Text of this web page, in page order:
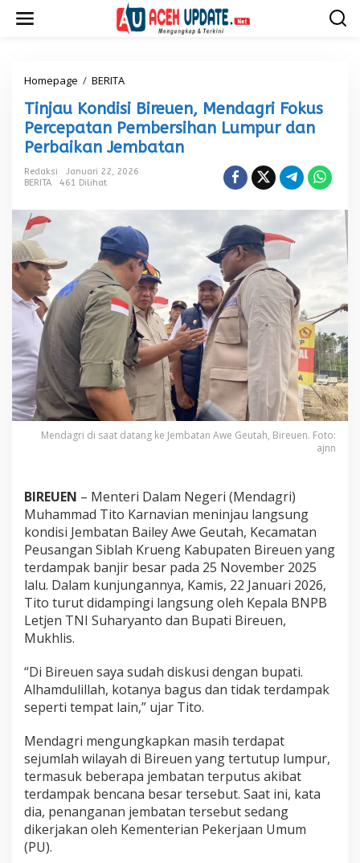
Homepage / BERITA
n
j
a
u
K
d
i
s
i
B
r
e
u
e
n
,
M
e
n
d
a
F
o
k
u
s
P
e
r
c
e
t
a
n
P
m
b
e
r
s
h
Tinjau Kondisi Bireuen, Mendagri Fokus
Percepatan Pembersihan Lumpur dan
Perbaikan Jembatan
Redaksi
Januari 22, 2026
BERITA
461 Dilihat
Mendagri di saat datang ke Jembatan Awe Geutah, Bireuen. Foto:
ajnn
BIREUEN – Menteri Dalam Negeri (Mendagri)
Muhammad Tito Karnavian meninjau langsung
kondisi Jembatan Bailey Awe Geutah, Kecamatan
Peusangan Siblah Krueng Kabupaten Bireuen yang
terdampak banjir besar pada 25 November 2025
lalu. Dalam kunjungannya, Kamis, 22 Januari 2026,
Tito turut didampingi langsung oleh Kepala BNPB
Letjen TNI Suharyanto dan Bupati Bireuen,
Mukhlis.
“Di Bireuen saya sudah diskusi dengan bupati.
Alhamdulillah, kotanya bagus dan tidak terdampak
seperti tempat lain,” ujar Tito.
Mendagri mengungkapkan masih terdapat
sejumlah wilayah di Bireuen yang tertutup lumpur,
termasuk beberapa jembatan terputus akibat
terdampak bencana besar tersebut. Saat ini, kata
dia, penanganan jembatan tersebut sedang
dikerjakan oleh Kementerian Pekerjaan Umum
(PU).